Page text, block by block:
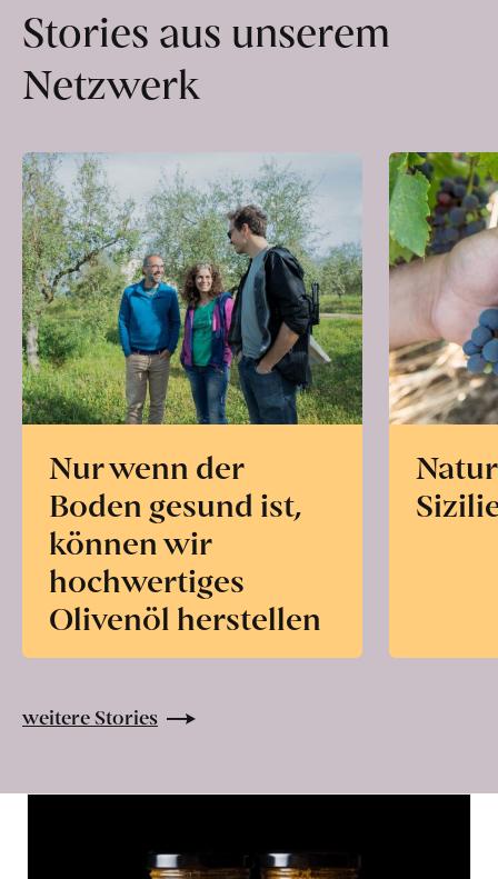
Stories aus unserem
Netzwerk
Nur wenn der
Boden gesund ist,
können wir
hochwertiges
Olivenöl herstellen
weitere Stories